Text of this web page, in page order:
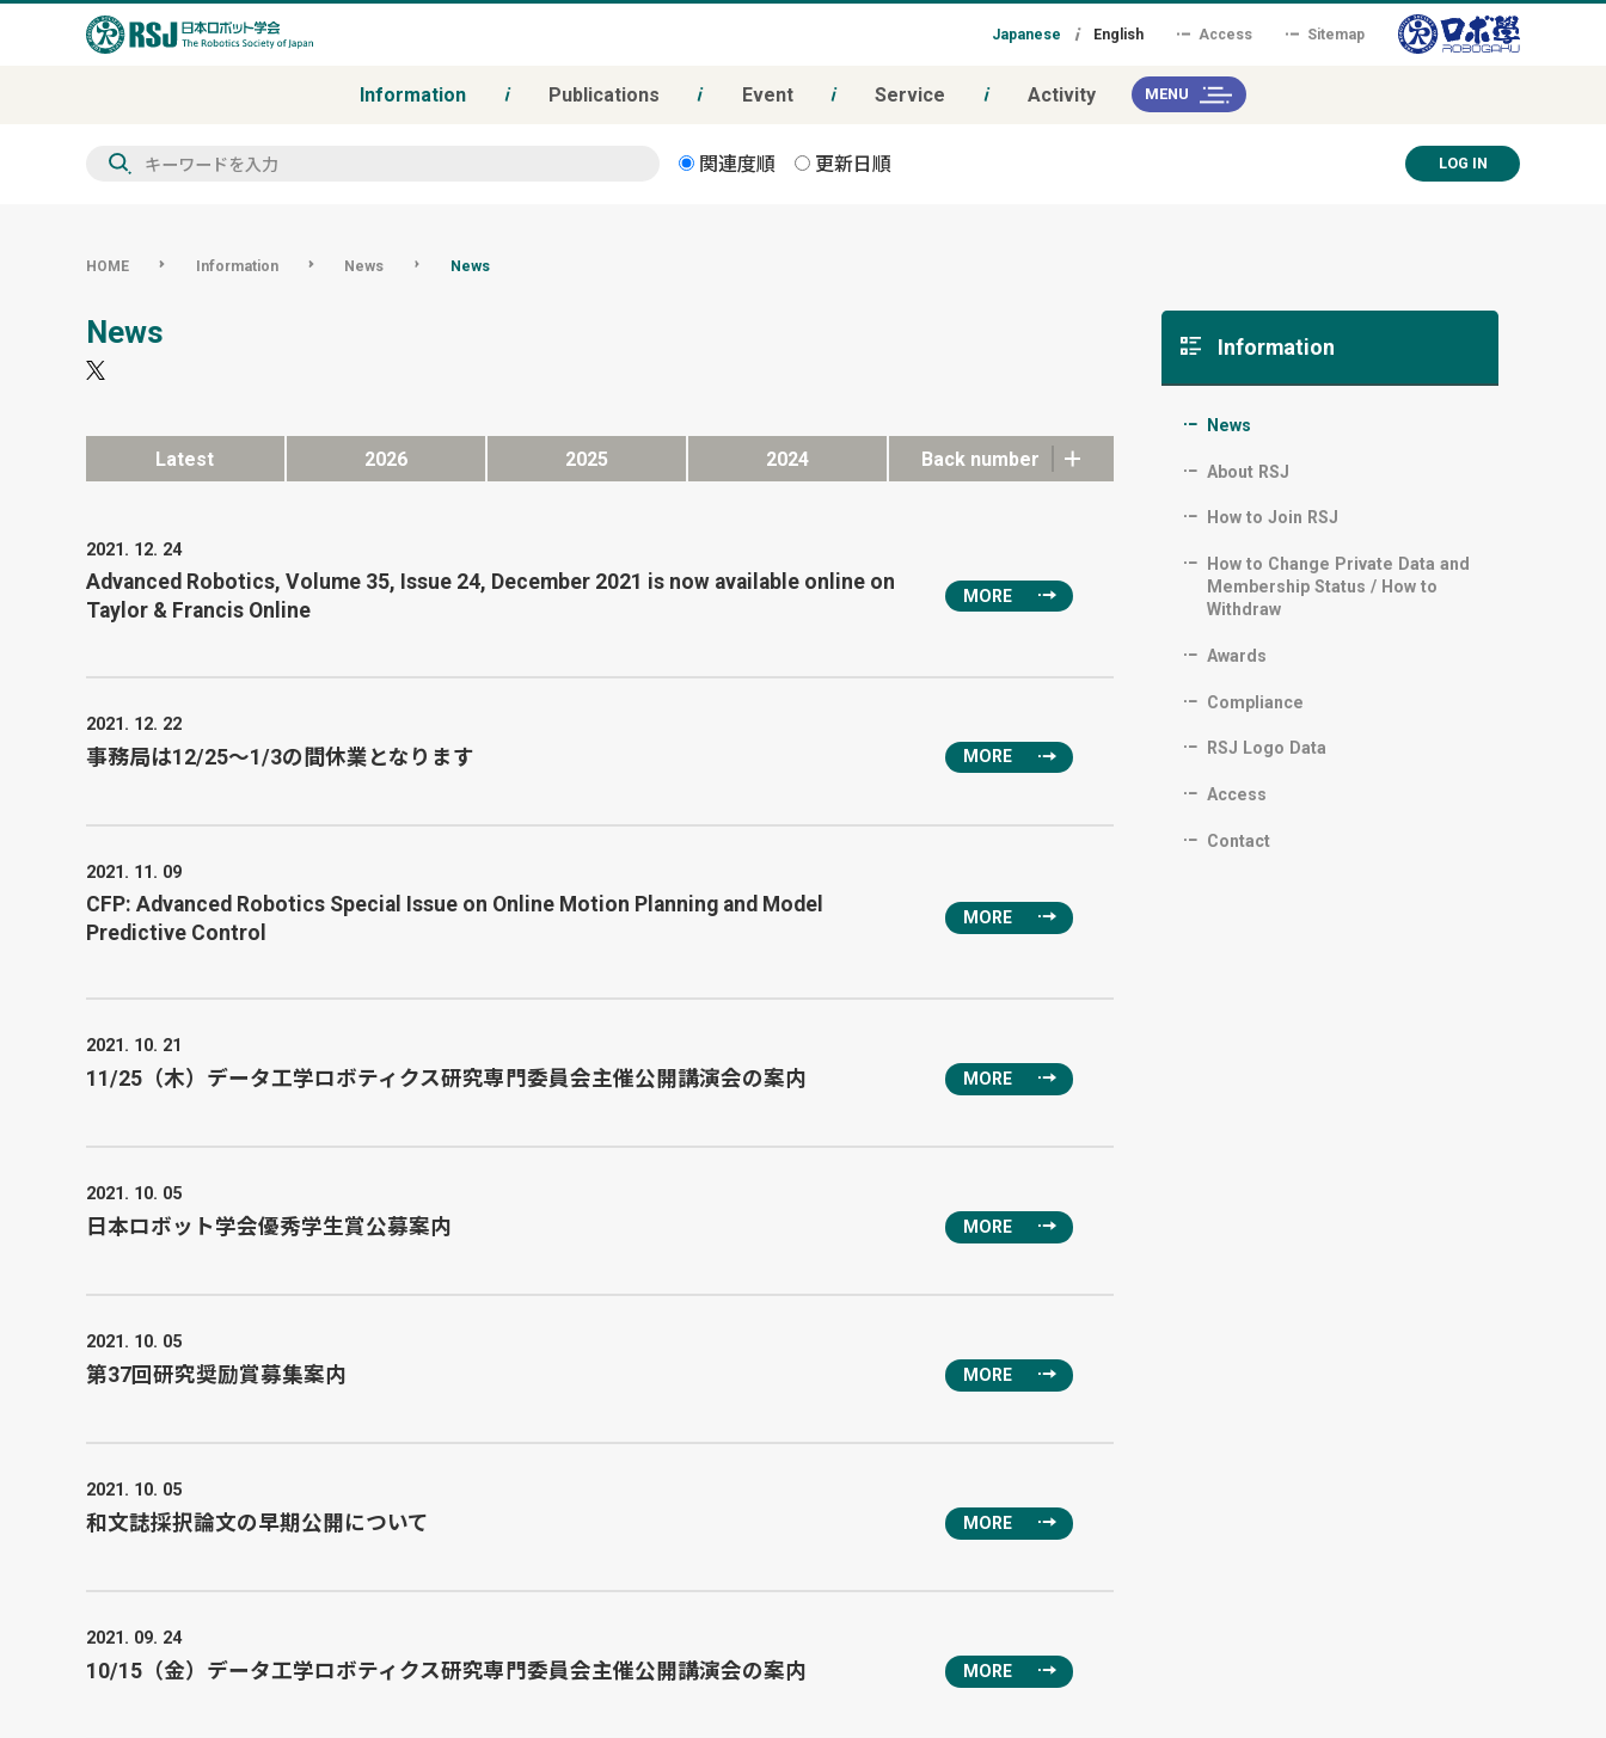
Japanese English Access Sitemap
Information Publications Event Service Activity MENU
関連度順 更新日順 LOG IN
HOME Information News News
News
Latest 2026 2025 2024 Back number
2021. 12. 24
Advanced Robotics, Volume 35, Issue 24, December 2021 is now available online on
Taylor & Francis Online
MORE
2021. 12. 22
事務局は12/25～1/3の間休業となります MORE
2021. 11. 09
CFP: Advanced Robotics Special Issue on Online Motion Planning and Model
Predictive Control
MORE
2021. 10. 21
11/25（木）データ工学ロボティクス研究専門委員会主催公開講演会の案内 MORE
2021. 10. 05
日本ロボット学会優秀学生賞公募案内 MORE
2021. 10. 05
第37回研究奨励賞募集案内 MORE
2021. 10. 05
和文誌採択論文の早期公開について MORE
2021. 09. 24
10/15（金）データ工学ロボティクス研究専門委員会主催公開講演会の案内 MORE
Information
News
About RSJ
How to Join RSJ
How to Change Private Data and
Membership Status / How to
Withdraw
Awards
Compliance
RSJ Logo Data
Access
Contact